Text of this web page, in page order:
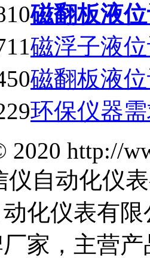
磁翻板液
磁浮子液
磁翻板液
环保仪器
2020 http://
仪自动化仪
化仪表有
家，主营产